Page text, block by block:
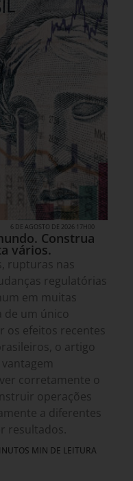
6 DE AGOSTO DE 2026 17H00
Construa
vários.
rupturas nas
regulatórias
em muitas
de um único
os efeitos recentes
o artigo
corretamente o
operações
a diferentes
resultados.
MIN DE LEITURA